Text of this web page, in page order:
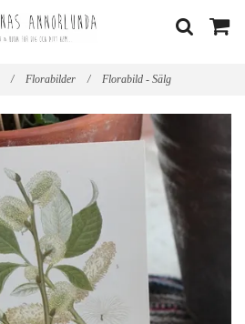
/ Florabilder / Florabild - Sälg